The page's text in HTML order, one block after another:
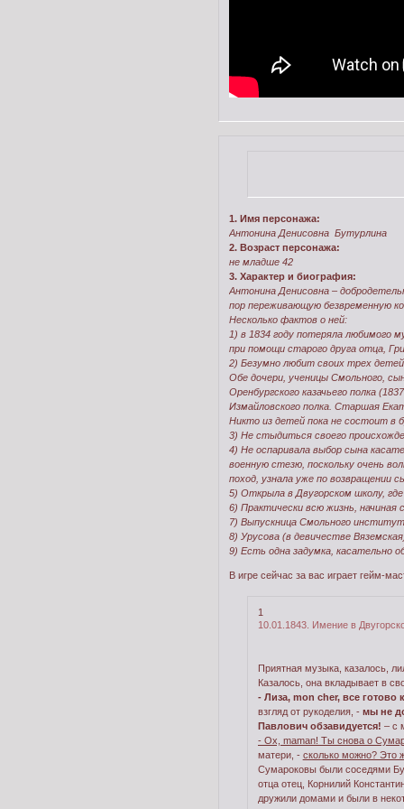
1. Имя персонажа:
Антонина Денисовна Бутурлина
2. Возраст персонажа:
не младше 42
3. Характер и биография:
Антонина Денисовна –
пор переживающую безвременную
Несколько фактов о ней:
1) в 1834 году потеряла любимого
при помощи старого друга отца,
2) Безумно любит своих трех
Обе дочери, ученицы Смольного,
Оренбургского казачьего полка
Измайловского полка. Старшая
Никто из детей пока не состоит в
3) Не стыдиться своего
4) Не оспаривала выбор сына
военную стезю, поскольку очень
поход, узнала уже по возвращении
5) Открыла в Двугорском школу,
6) Практически всю жизнь,
7) Выпускница Смольного
8) Урусова (в девичестве
9) Есть одна задумка, касательно
В игре сейчас за вас играет гейм-
1
10.01.1843. Имение в
Приятная музыка, казалось,
Казалось, она вкладывает в
- Лиза, mon cher, все готово
взгляд от рукоделия, - мы не
Павлович обзавидуется! – с
- Ох, maman! Ты снова о
матери, - сколько можно? Это
Сумароковы были соседями
отца отец, Корнилий
дружили домами и были в